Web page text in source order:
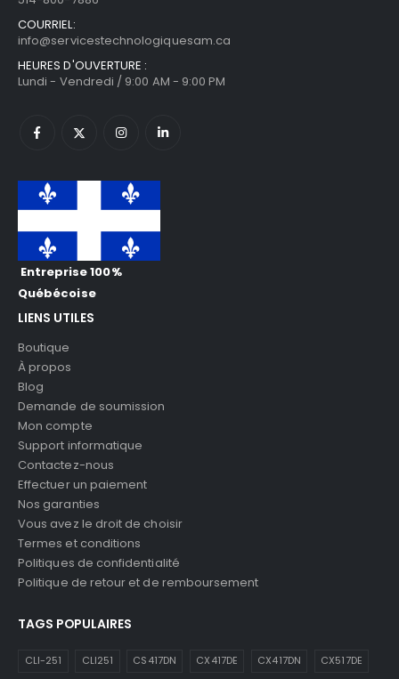
COURRIEL:
info@servicestechnologiquesam.ca
HEURES D'OUVERTURE :
Lundi - Vendredi / 9:00 AM - 9:00 PM
Entreprise 100%
Québécoise
LIENS UTILES
Boutique
À propos
Blog
Demande de soumission
Mon compte
Support informatique
Contactez-nous
Effectuer un paiement
Nos garanties
Vous avez le droit de choisir
Termes et conditions
Politiques de confidentialité
Politique de retour et de remboursement
TAGS POPULAIRES
CLI-251 CLI251 CS417DN CX417DE CX417DN CX517DE